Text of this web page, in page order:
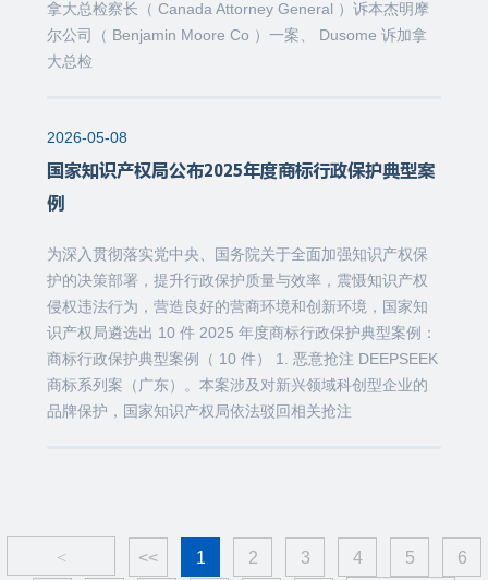
拿大总检察长（ Canada Attorney General ）诉本杰明摩
尔公司（ Benjamin Moore Co ）一案、 Dusome 诉加拿
大总检
2026-05-08
国家知识产权局公布2025年度商标行政保护典型案
例
为深入贯彻落实党中央、国务院关于全面加强知识产权保
护的决策部署，提升行政保护质量与效率，震慑知识产权
侵权违法行为，营造良好的营商环境和创新环境，国家知
识产权局遴选出 10 件 2025 年度商标行政保护典型案例：
商标行政保护典型案例（ 10 件） 1. 恶意抢注 DEEPSEEK
商标系列案（广东）。本案涉及对新兴领域科创型企业的
品牌保护，国家知识产权局依法驳回相关抢注
< << 1 2 3 4 5 6